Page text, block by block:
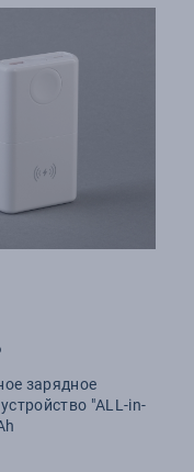
зарядное
"ALL-in-